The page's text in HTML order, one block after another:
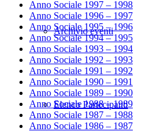
Archivio eventi
Elenco Partecipanti
Anno Sociale 1997 – 1998
Anno Sociale 1996 – 1997
Anno Sociale 1995 – 1996
Anno Sociale 1994 – 1995
Anno Sociale 1993 – 1994
Anno Sociale 1992 – 1993
Anno Sociale 1991 – 1992
Anno Sociale 1990 – 1991
Anno Sociale 1989 – 1990
Anno Sociale 1988 – 1989
Anno Sociale 1987 – 1988
Anno Sociale 1986 – 1987